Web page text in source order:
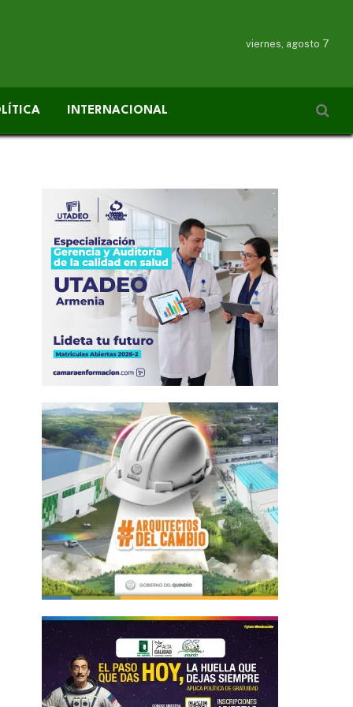
viernes, agosto 7
INTERNACIONAL